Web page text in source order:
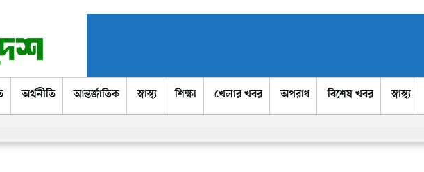
অর্থনীতি আন্তর্জাতিক স্বাস্থ্য শিক্ষা খেলার খবর অপরাধ বিশেষ খবর স্বাস্থ্য